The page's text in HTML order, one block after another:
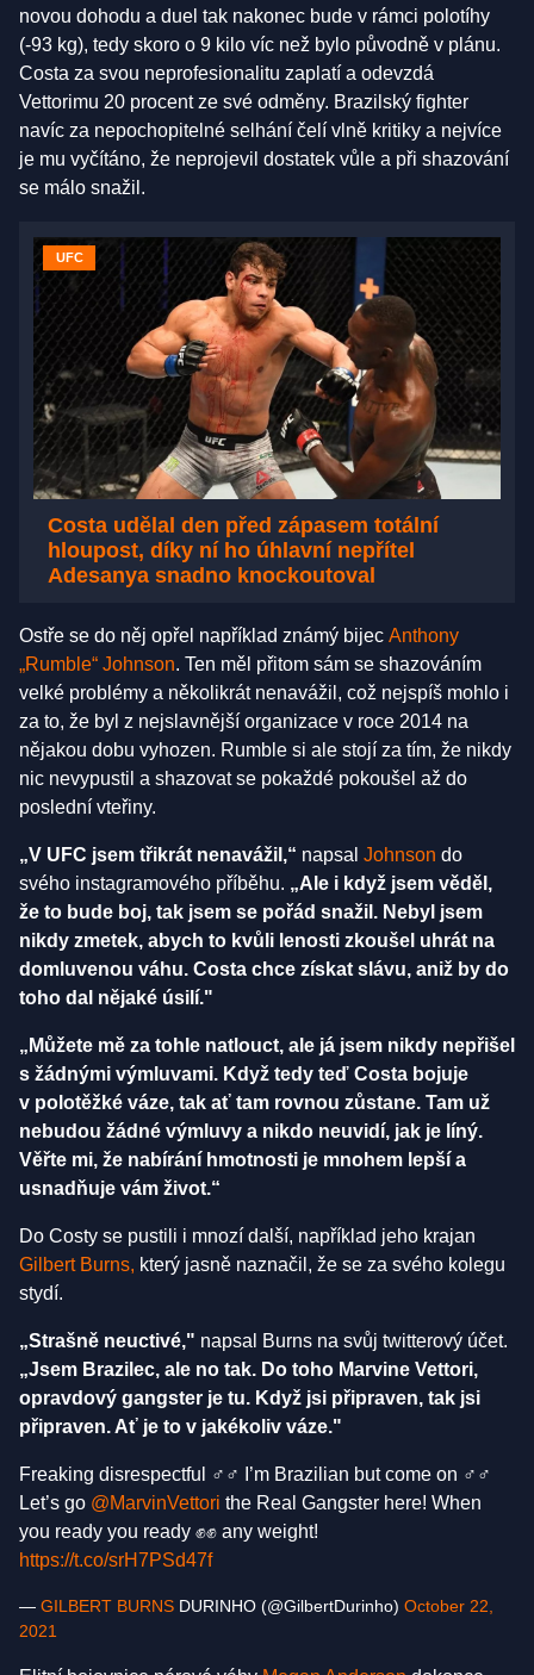
novou dohodu a duel tak nakonec bude v rámci polotíhy
(-93 kg), tedy skoro o 9 kilo víc než bylo původně v plánu.
Costa za svou neprofesionalitu zaplatí a odevzdá
Vettorimu 20 procent ze své odměny. Brazilský fighter
navíc za nepochopitelné selhání čelí vlně kritiky a nejvíce
je mu vyčítáno, že neprojevil dostatek vůle a při shazování
se málo snažil.
UFC
Costa udělal den před zápasem totální
hloupost, díky ní ho úhlavní nepřítel
Adesanya snadno knockoutoval
Ostře se do něj opřel například známý bijec Anthony
„Rumble“ Johnson. Ten měl přitom sám se shazováním
velké problémy a několikrát nenavážil, což nejspíš mohlo i
za to, že byl z nejslavnější organizace v roce 2014 na
nějakou dobu vyhozen. Rumble si ale stojí za tím, že nikdy
nic nevypustil a shazovat se pokaždé pokoušel až do
poslední vteřiny.
„V UFC jsem třikrát nenavážil,“ napsal Johnson do
svého instagramového příběhu. „Ale i když jsem věděl,
že to bude boj, tak jsem se pořád snažil. Nebyl jsem
nikdy zmetek, abych to kvůli lenosti zkoušel uhrát na
domluvenou váhu. Costa chce získat slávu, aniž by do
toho dal nějaké úsilí."
„Můžete mě za tohle natlouct, ale já jsem nikdy nepřišel
s žádnými výmluvami. Když tedy teď Costa bojuje
v polotěžké váze, tak ať tam rovnou zůstane. Tam už
nebudou žádné výmluvy a nikdo neuvidí, jak je líný.
Věřte mi, že nabírání hmotnosti je mnohem lepší a
usnadňuje vám život.“
Do Costy se pustili i mnozí další, například jeho krajan
Gilbert Burns, který jasně naznačil, že se za svého kolegu
stydí.
„Strašně neuctivé," napsal Burns na svůj twitterový účet.
„Jsem Brazilec, ale no tak. Do toho Marvine Vettori,
opravdový gangster je tu. Když jsi připraven, tak jsi
připraven. Ať je to v jakékoliv váze."
Freaking disrespectful ‍♂️‍♂️ I’m Brazilian but come on ‍♂️‍♂️
Let’s go @MarvinVettori the Real Gangster here! When
you ready you ready ✊✊ any weight!
https://t.co/srH7PSd47f
— GILBERT BURNS DURINHO (@GilbertDurinho) October 22,
2021